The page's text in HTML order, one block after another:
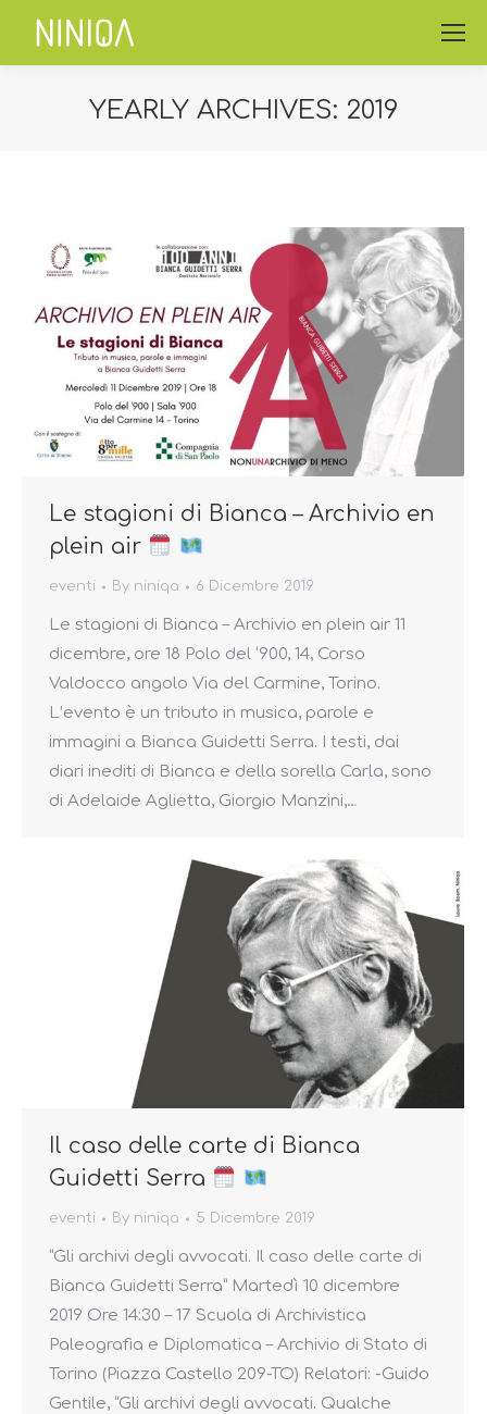
YEARLY ARCHIVES: 2019
Le stagioni di Bianca – Archivio en
plein air
eventi By niniqa 6 Dicembre 2019
Le stagioni di Bianca – Archivio en plein air 11
dicembre, ore 18 Polo del ‘900, 14, Corso
Valdocco angolo Via del Carmine, Torino.
L’evento è un tributo in musica, parole e
immagini a Bianca Guidetti Serra. I testi, dai
diari inediti di Bianca e della sorella Carla, sono
di Adelaide Aglietta, Giorgio Manzini,…
Il caso delle carte di Bianca
Guidetti Serra
eventi By niniqa 5 Dicembre 2019
“Gli archivi degli avvocati. Il caso delle carte di
Bianca Guidetti Serra” Martedì 10 dicembre
2019 Ore 14:30 – 17 Scuola di Archivistica
Paleografia e Diplomatica – Archivio di Stato di
Torino (Piazza Castello 209-TO) Relatori: -Guido
Gentile, “Gli archivi degli avvocati. Qualche